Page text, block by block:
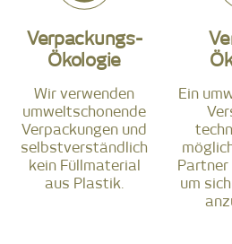
Verpackungs-
Ökologie
Wir verwenden
umweltschonende
Verpackungen und
selbstverständlich
kein Füllmaterial
aus Plastik.
Ein
Partner
um